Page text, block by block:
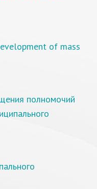
of mass
полномочий